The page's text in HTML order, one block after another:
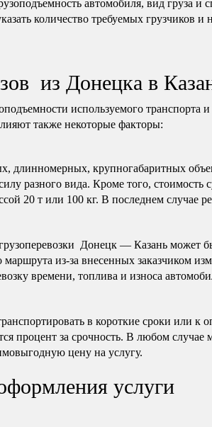
автомобиля, вид груза и
количество требуемых грузчиков и
из Донецка в
используемого транспорта
также некоторые факторы:
длинномерных, крупногабаритных
разного вида. Кроме того, стоимость
20 т или 100 кг. В последнем случае
Донецк — Казань может
маршрута из-за внесенных заказчиком
времени, топлива и износа
в короткие сроки или к
процент за срочность. В любом случае
цену на услугу.
услуги